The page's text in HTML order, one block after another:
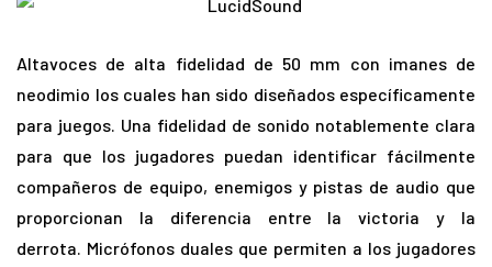
Altavoces de alta fidelidad de 50 mm con imanes de
neodimio los cuales han sido diseñados específicamente
para juegos. Una fidelidad de sonido notablemente clara
para que los jugadores puedan identificar fácilmente
compañeros de equipo, enemigos y pistas de audio que
proporcionan la diferencia entre la victoria y la
derrota. Micrófonos duales que permiten a los jugadores